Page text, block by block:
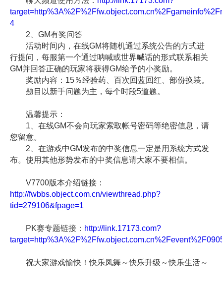
4
2、GM有奖问答
活动时间内，在线GM将随机通过系统公告的方式进
行提问，每服第一个通过呐喊或世界喊话的形式联系相关
GM并回答正确的玩家将获得GM给予的小奖励。
奖励内容：15％经验药、百次回蓝回红、部份换装。
题目以新手问题为主，每个时段5道题。
温馨提示：
1、在线GM不会向玩家索取帐号密码等绝密信息，请
您留意。
2、在游戏中GM发布的中奖信息一定是用系统方式发
布。使用其他形势发布的中奖信息请大家不要相信。
V7700版本介绍链接：
http://fwbbs.object.com.cn/viewthread.php?
tid=279106&fpage=1
PK赛专题链接： http://link.17173.com?
祝大家游戏愉快！快乐凤舞～快乐升级～快乐生活～